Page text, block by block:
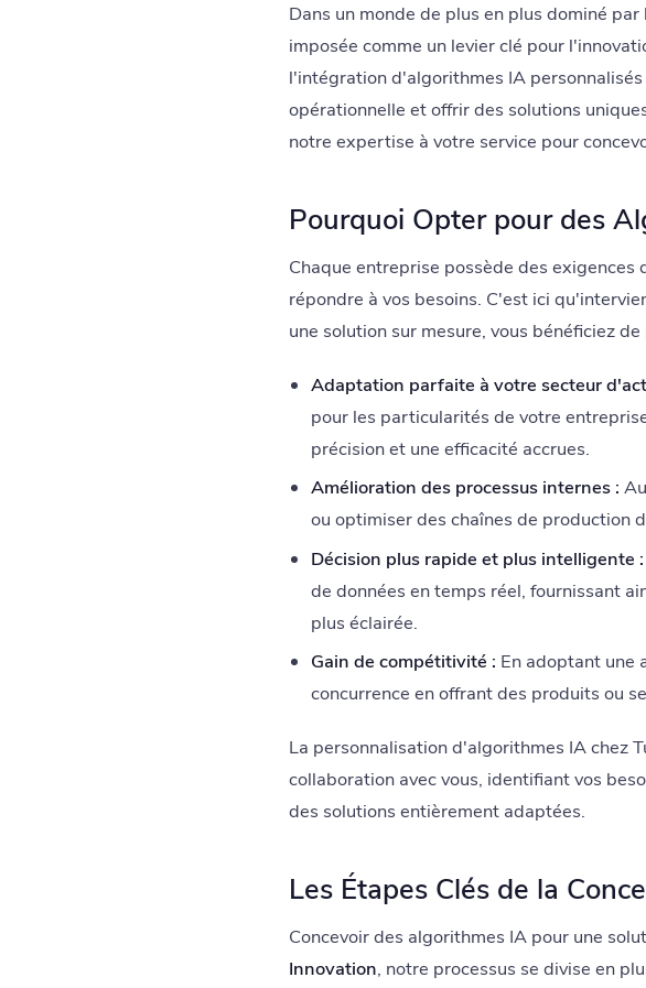
Dans un monde de plus en plus dominé
imposée comme un levier clé pour
l'intégration d'algorithmes IA
opérationnelle et offrir des solutions
notre expertise à votre service pour
Pourquoi Opter pour des
Chaque entreprise possède des
répondre à vos besoins. C'est ici
une solution sur mesure, vous bénéficiez
Adaptation parfaite à votre secteur
pour les particularités de votre
précision et une efficacité accrues.
Amélioration des processus internes :
ou optimiser des chaînes de production
Décision plus rapide et plus intelligente :
de données en temps réel, fournissant
plus éclairée.
Gain de compétitivité : En adoptant une
concurrence en offrant des produits ou
La personnalisation d'algorithmes IA chez
collaboration avec vous, identifiant vos
des solutions entièrement adaptées.
Les Étapes Clés de la
Concevoir des algorithmes IA pour une
Innovation, notre processus se divise en